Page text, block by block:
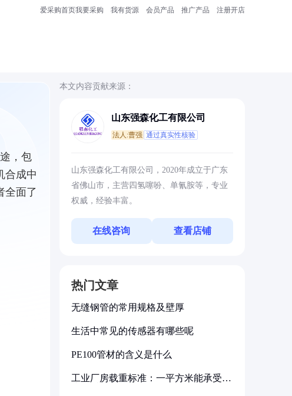
爱采购首页我要采购 我有货源 会员产品 推广产品 注册开店
，包
合成中
全面了
本文内容贡献来源：
山东强森化工有限公司
法人:曹强 通过真实性核验
山东强森化工有限公司，2020年成立于广东
省佛山市，主营四氢噻吩、单氰胺等，专业
权威，经验丰富。
在线咨询 查看店铺
热门文章
无缝钢管的常用规格及壁厚
生活中常见的传感器有哪些呢
PE100管材的含义是什么
工业厂房载重标准：一平方米能承受多